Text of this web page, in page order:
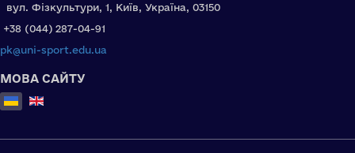
вул. Фізкультури, 1, Київ, Україна, 03150
+38 (044) 287-04-91
pk@uni-sport.edu.ua
МОВА САЙТУ
Оберіть свою мову